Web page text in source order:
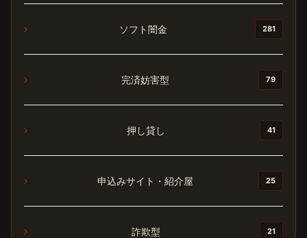
ソフト闇金 281
完済妨害型 79
押し貸し 41
申込みサイト・紹介屋 25
詐欺型 21